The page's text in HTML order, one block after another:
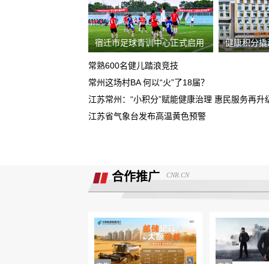
据我了解，我锁单车辆根本没有生产，
需4s店跟厂家沟通即可取消订单。
现在诉求退款
重庆鑫茂丰硕汽车销售有限公司收取定
5000元不予退还
金2000元。
北京爱车汽车销售欺骗多名消费者购车
面谈的时候说的只要有比他低的就退意
金，然后一直不给退
携程旅游APP非因消费者原因主票已退
宿迁市足球青训中心正式启用 健康积分撬
常熟600名健儿踏浪竞技
常州这场村BA 何以“火”了18届？
江苏常州：“小积分”赋能健康治理 惠民服务再升
江苏省气象台发布高温黄色预警
合作推广 CNR.CN